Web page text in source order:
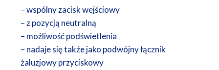
– wspólny zacisk wejściowy
– z pozycją neutralną
– możliwość podświetlenia
– nadaje się także jako podwójny łącznik
żaluzjowy przyciskowy